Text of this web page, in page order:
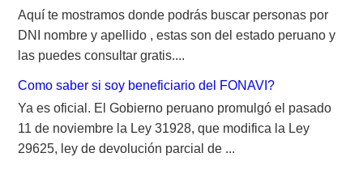
Aquí te mostramos donde podrás buscar personas por
DNI nombre y apellido , estas son del estado peruano y
las puedes consultar gratis....
Como saber si soy beneficiario del FONAVI?
Ya es oficial. El Gobierno peruano promulgó el pasado
11 de noviembre la Ley 31928, que modifica la Ley
29625, ley de devolución parcial de ...